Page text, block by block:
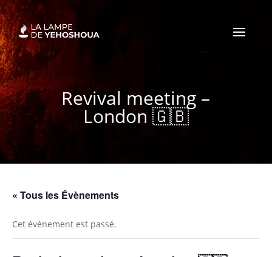
Revival meeting –
London 🇬🇧
« Tous les Évènements
Cet évènement est passé.